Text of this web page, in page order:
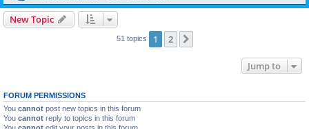
New Topic
51 topics 1 2
Jump to
FORUM PERMISSIONS
You cannot post new topics in this forum
You cannot reply to topics in this forum
You cannot edit your posts in this forum